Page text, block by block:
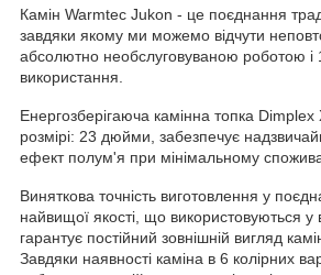
Виняткова точність виготовлення у
найвищої якості, що використовуються у
гарантує постійний зовнішній вигляд
Завдяки наявності каміна в 6 колірних
Енергозберігаюча камінна топка
розмірі: 23 дюйми, забезпечує
ефект полум'я при мінімальному
Камін Warmtec Jukon - це поєднання
завдяки якому ми можемо відчути
абсолютно необслуговуваною роботою і
використання.